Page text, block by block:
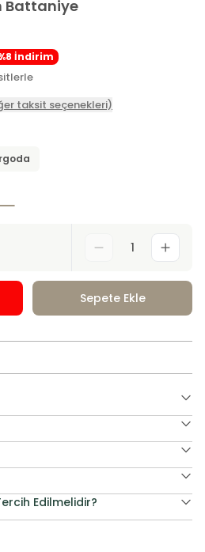
Battaniye
İndirim
taksit seçenekleri)
1
Sepete Ekle
Edilmelidir?